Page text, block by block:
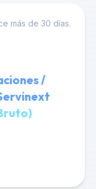
más de 30 días.
/